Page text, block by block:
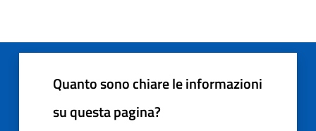
Quanto sono chiare le informazioni
su questa pagina?